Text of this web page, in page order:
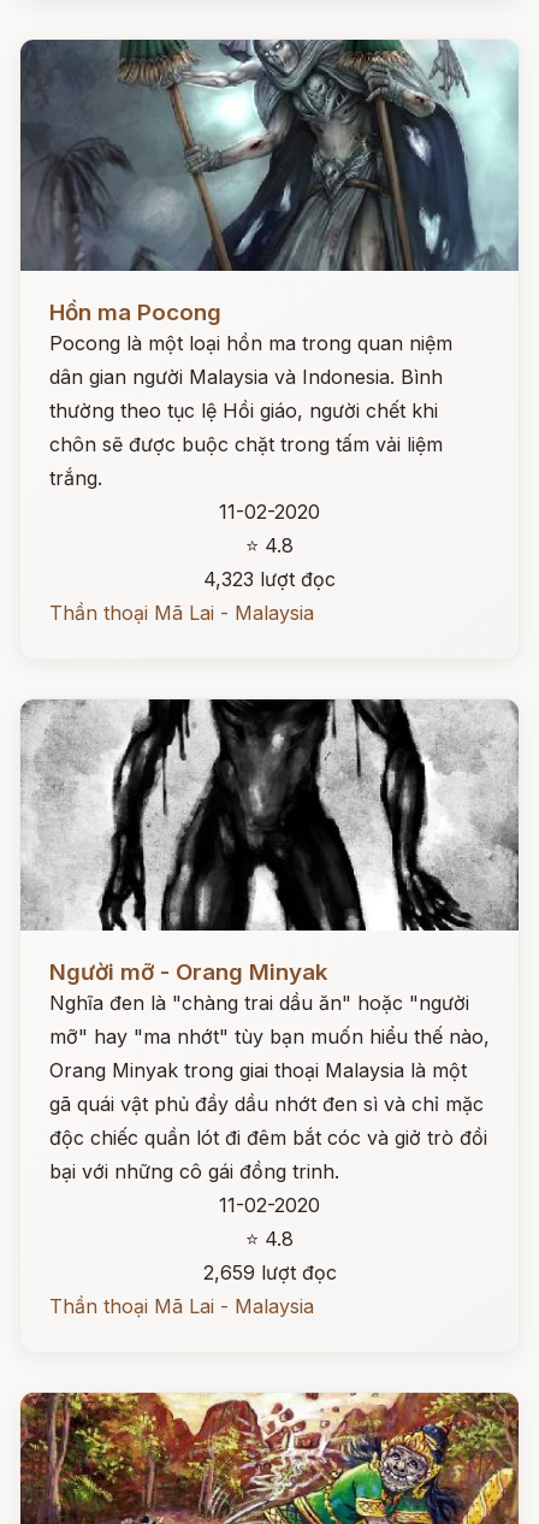
Đọc ngay
Hồn ma Pocong
Pocong là một loại hồn ma trong quan niệm
dân gian người Malaysia và Indonesia. Bình
thường theo tục lệ Hồi giáo, người chết khi
chôn sẽ được buộc chặt trong tấm vải liệm
trắng.
11-02-2020
⭐ 4.8
4,323 lượt đọc
Thần thoại Mã Lai - Malaysia
Người mỡ - Orang Minyak
Nghĩa đen là "chàng trai dầu ăn" hoặc "người
mỡ" hay "ma nhớt" tùy bạn muốn hiểu thế nào,
Orang Minyak trong giai thoại Malaysia là một
gã quái vật phủ đầy dầu nhớt đen sì và chỉ mặc
độc chiếc quần lót đi đêm bắt cóc và giở trò đồi
bại với những cô gái đồng trinh.
11-02-2020
⭐ 4.8
2,659 lượt đọc
Thần thoại Mã Lai - Malaysia